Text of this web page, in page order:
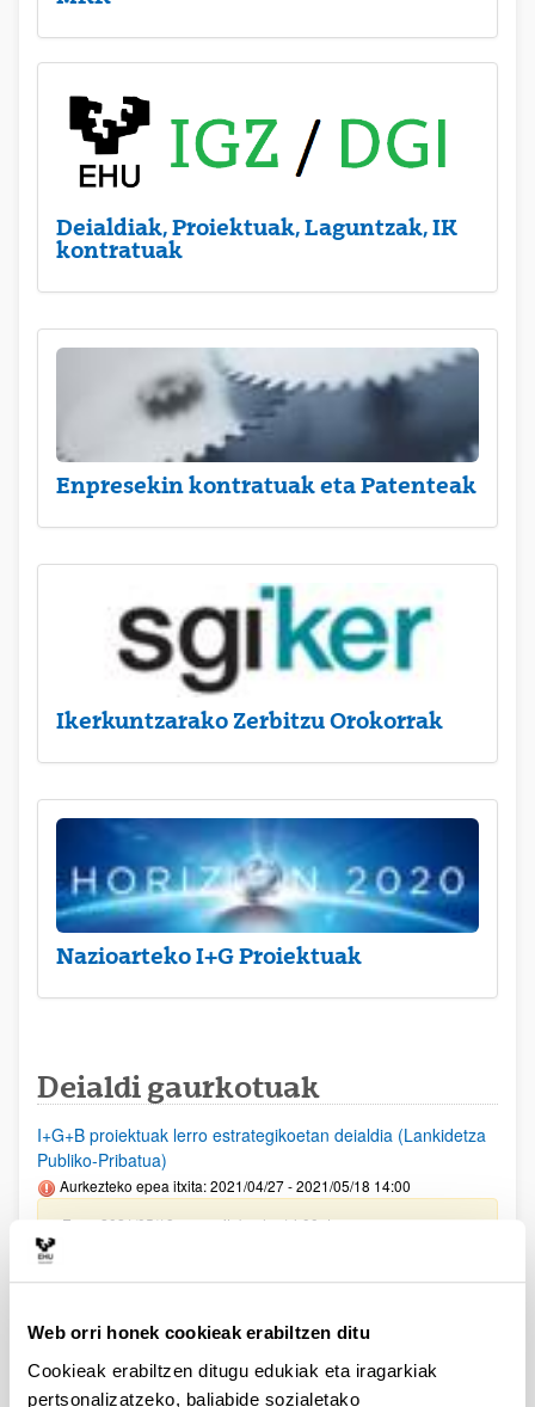
Web orri honek cookieak erabiltzen ditu
Cookieak erabiltzen ditugu edukiak eta iragarkiak
pertsonalizatzeko, baliabide sozialetako
Deialdiak, Proiektuak, Laguntzak, IK
kontratuak
Enpresekin kontratuak eta Patenteak
Ikerkuntzarako Zerbitzu Orokorrak
Nazioarteko I+G Proiektuak
Deialdi gaurkotuak
I+G+B proiektuak lerro estrategikoetan deialdia (Lankidetza
Publiko-Pribatua)
Aurkezteko epea itxita: 2021/04/27 - 2021/05/18 14:00
Epea 2021/05/18an amaituko da, 14:00etan
PIFG20/23:” Algoritmos de Cancelación en Sistemas In-
Aurkezteko epea itxita: 2021/02/25 - 2021/03/17
Beka emateko proposamena argitaratu da